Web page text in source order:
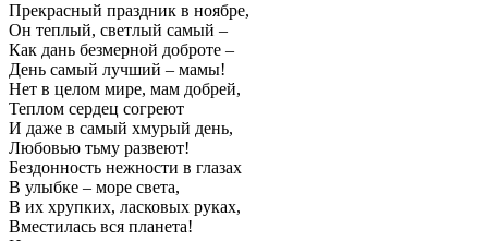
Прекрасный праздник в ноябре,
Он теплый, светлый самый –
Как дань безмерной доброте –
День самый лучший – мамы!
Нет в целом мире, мам добрей,
Теплом сердец согреют
И даже в самый хмурый день,
Любовью тьму развеют!
Бездонность нежности в глазах
В улыбке – море света,
В их хрупких, ласковых руках,
Вместилась вся планета!